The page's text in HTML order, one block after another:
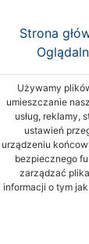
Strona
Używamy
umieszczanie
usług, reklamy,
ustawień
urządzeniu
bezpiecznego
zarządzać
informacji o tym